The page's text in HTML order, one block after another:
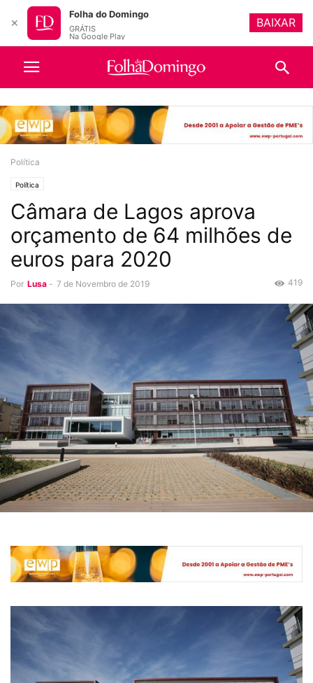
Política
Política
Câmara de Lagos aprova
orçamento de 64 milhões de
euros para 2020
Por Lusa - 7 de Novembro de 2019 419
✕
Folha do Domingo
GRÁTIS
Na Google Play
BAIXAR